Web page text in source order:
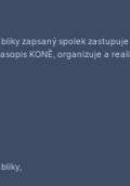
zapsaný spolek
KONĚ, organizuje a